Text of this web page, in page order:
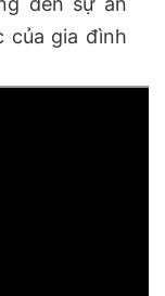
của gia đình